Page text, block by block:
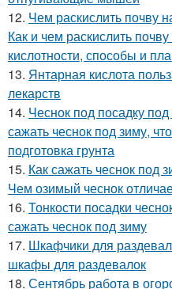
12. Чем раскислить почву
Как и чем раскислить
кислотности, способы и
13. Янтарная кислота
лекарств
14. Чеснок под посадку
сажать чеснок под зиму,
подготовка грунта
15. Как сажать чеснок под
Чем озимый чеснок
16. Тонкости посадки
сажать чеснок под зиму
17. Шкафчики для
шкафы для раздевалок
18. Сентябрь работа в